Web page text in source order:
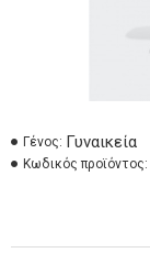
Γένος: Γυναικεία
Κωδικός προϊόντος: